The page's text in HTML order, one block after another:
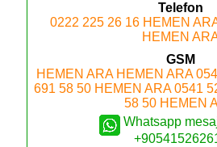
Telefon
0222 225 26 16 HEMEN
HEMEN
GSM
HEMEN ARA HEMEN ARA
691 58 50 HEMEN ARA 0541
58 50 HEMEN
Whatsapp